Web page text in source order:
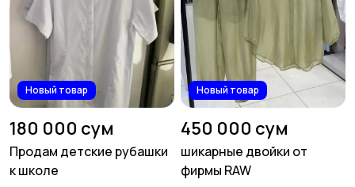
Новый товар
180 000 сум
Продам детские рубашки
к школе
Новый товар
450 000 сум
шикарные двойки от
фирмы RAW